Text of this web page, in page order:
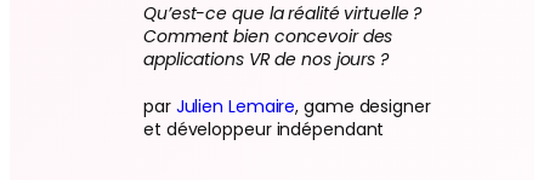
Qu’est-ce que la réalité virtuelle ?
Comment bien concevoir des
applications VR de nos jours ?
par Julien Lemaire, game designer
et développeur indépendant